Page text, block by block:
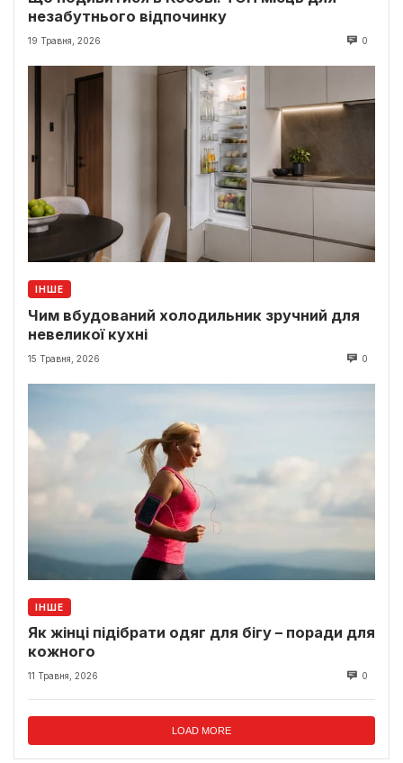
незабутнього відпочинку
19 Травня, 2026 0
ІНШЕ
Чим вбудований холодильник зручний для
невеликої кухні
15 Травня, 2026 0
ІНШЕ
Як жінці підібрати одяг для бігу – поради для
кожного
11 Травня, 2026 0
LOAD MORE